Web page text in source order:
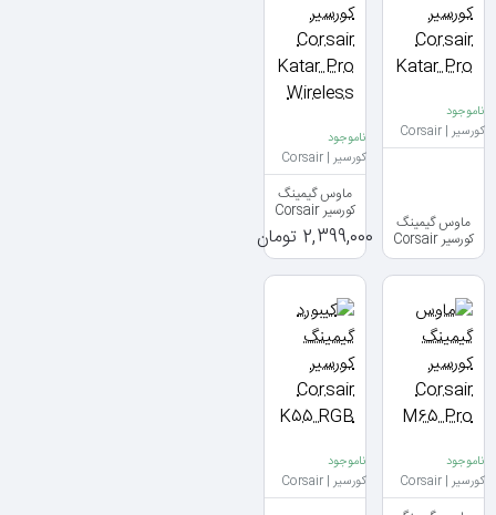
ناموجود
کورسیر | Corsair
ماوس گیمینگ
کورسیر Corsair
Katar Pro
ناموجود
کورسیر | Corsair
ماوس گیمینگ
کورسیر Corsair
Katar Pro
Wireless
2,399,000 تومان
ناموجود
کورسیر | Corsair
ناموجود
کورسیر | Corsair